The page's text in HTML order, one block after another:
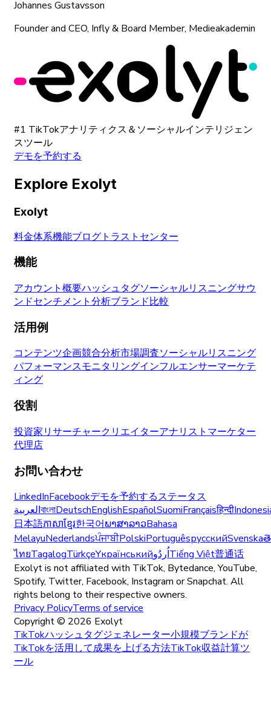
Johannes Gustavsson
Founder and CEO, Infly & Board Member, Medieakademin
#1 TikTokアナリティクス＆ソーシャルインテリジェン
スツール
デモを予約する
Explore Exolyt
Exolyt
料金体系機能ブログ トラストセンター
機能
アカウント概要ハッシュタグソーシャルリスニングサウ
ンドセンチメント分析ブランド比較
活用例
コンテンツ企画競合分析市場調査ソーシャルリスニング
パフォーマンスモニタリングインフルエンサーマーケテ
ィング
役割
投資家リサーチャークリエイターアナリスト マーケター
代理店
お問い合わせ
LinkedInFacebookデモを予約するステータス
العربيةবাংলাDeutschEnglishEspañolSuomiFrançaisहिन्दी
日本語ភាសាខ្មែរ한국어ພາສາລາວBahasa
MelayuNederlandsਪੰਜਾਬੀPolskiPortuguêsрусскийSvenska
ไทยTagalogTürkçeYкраїнськийاُردُوTiếng Việt普通话
Exolyt is not affiliated with TikTok, Bytedance, YouTube,
Spotify, Twitter, Facebook, Instagram or Snapchat. All
rights belong to their respective owners.
Privacy PolicyTerms of service
Copyright © 2026 Exolyt
TikTokハッシュタグジェネレーター小規模ブランドが
TikTokを活用して成果を上げる方法TikTok収益計算ツ
ール